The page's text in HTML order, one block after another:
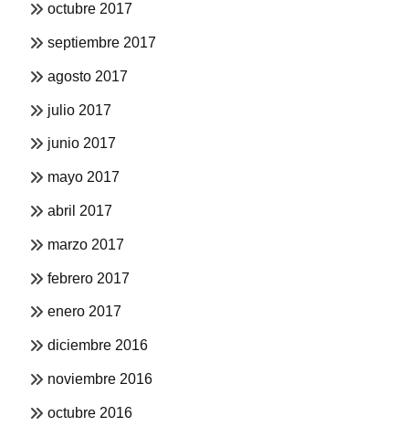
octubre 2017
septiembre 2017
agosto 2017
julio 2017
junio 2017
mayo 2017
abril 2017
marzo 2017
febrero 2017
enero 2017
diciembre 2016
noviembre 2016
octubre 2016